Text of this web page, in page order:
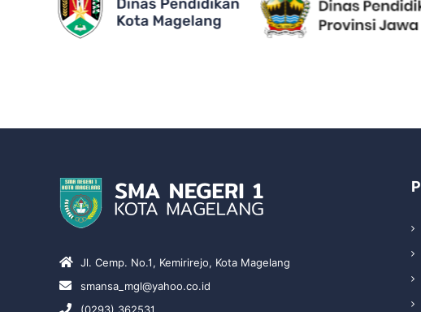
Jl. Cemp. No.1, Kemirirejo, Kota Magelang
smansa_mgl@yahoo.co.id
(0293) 362531